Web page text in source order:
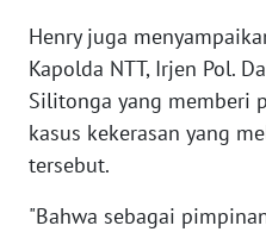
Henry juga
Kapolda NTT, Irjen Pol.
Silitonga yang memberi
kasus kekerasan yang
tersebut.
"Bahwa sebagai
WN
PAPUA
WN
BARAT